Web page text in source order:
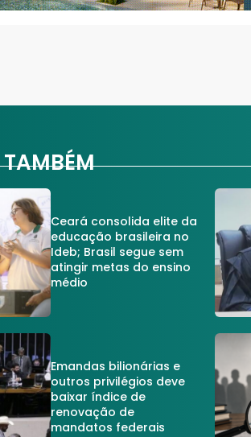
Ceará consolida elite da
educação brasileira no
Ideb; Brasil segue sem
atingir metas do ensino
médio
Emandas bilionárias e
outros privilégios deve
baixar índice de
renovação de
mandatos federais